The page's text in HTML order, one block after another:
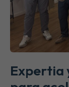
Expertia